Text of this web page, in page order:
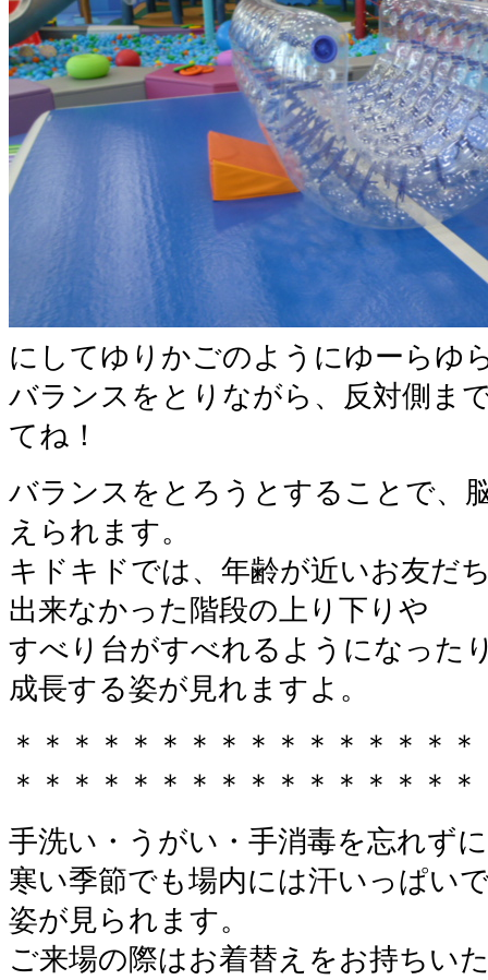
にしてゆりかごのようにゆーらゆ
バランスをとりながら、反対側ま
てね！
バランスをとろうとすることで、
えられます。
キドキドでは、年齢が近いお友だ
出来なかった階段の上り下りや
すべり台がすべれるようになった
成長する姿が見れますよ。
＊＊＊＊＊＊＊＊＊＊＊＊＊＊＊
＊＊＊＊＊＊＊＊＊＊＊＊＊＊＊＊
手洗い・うがい・手消毒を忘れず
寒い季節でも場内には汗いっぱい
姿が見られます。
ご来場の際はお着替えをお持ちい